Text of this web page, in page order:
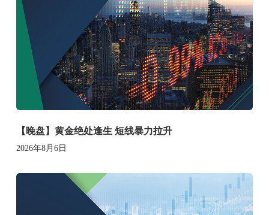
【晚盘】黄金绝处逢生 短线暴力拉升
2026年8月6日